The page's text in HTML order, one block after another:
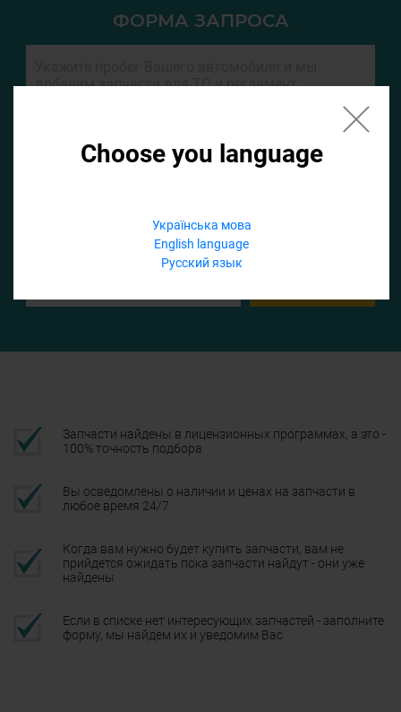
Choose you language
Українська мова
English language
Русский язык
ФОРМА ЗАПРОСА
Запчасти найдены в лицензионных программах, а это -
100% точность подбора
Вы осведомлены о наличии и ценах на запчасти в
любое время 24/7
Когда вам нужно будет купить запчасти, вам не
прийдется ожидать пока запчасти найдут - они уже
найдены
Если в списке нет интересующих запчастей - заполните
форму, мы найдем их и уведомим Вас